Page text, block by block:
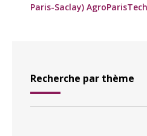
Paris-Saclay) AgroParisTech
Recherche par thème